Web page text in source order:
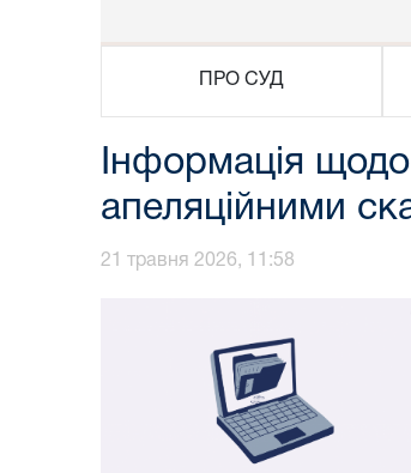
ПРО СУД
Інформація
апеляційними
21 травня 2026, 11:58